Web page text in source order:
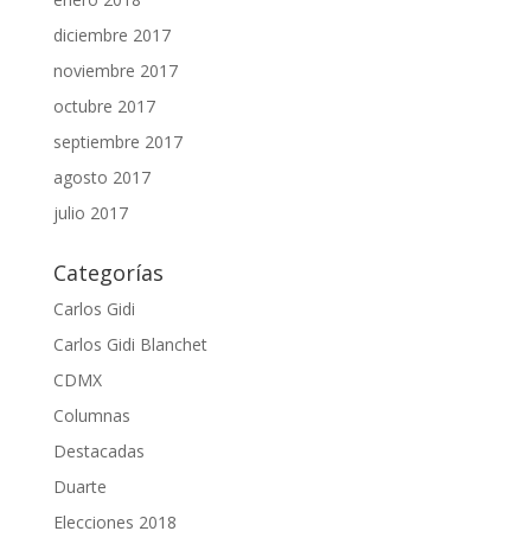
diciembre 2017
noviembre 2017
octubre 2017
septiembre 2017
agosto 2017
julio 2017
Categorías
Carlos Gidi
Carlos Gidi Blanchet
CDMX
Columnas
Destacadas
Duarte
Elecciones 2018